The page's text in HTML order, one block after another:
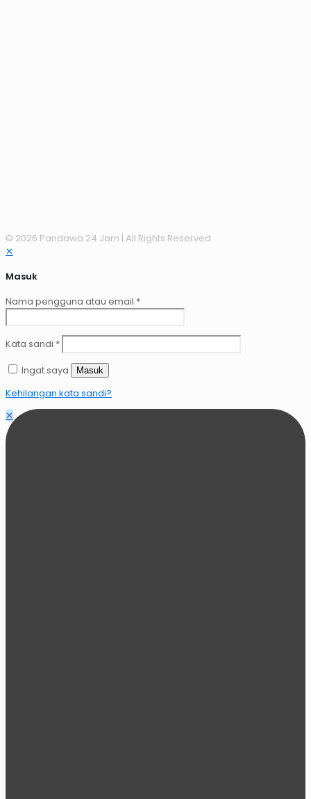
© 2026 Pandawa 24 Jam | All Rights Reserved
✕
Masuk
Nama pengguna atau email *
Kata sandi *
Ingat saya
Masuk
Kehilangan kata sandi?
✕